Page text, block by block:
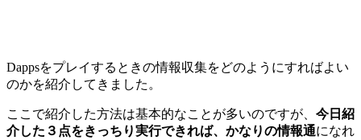
Dappsをプレイするときの情報収集をどのようにすればよい
のかを紹介してきました。
ここで紹介した方法は基本的なことが多いのですが、 今日紹
介した３点をきっちり実行できれば、かなりの情報通になれ